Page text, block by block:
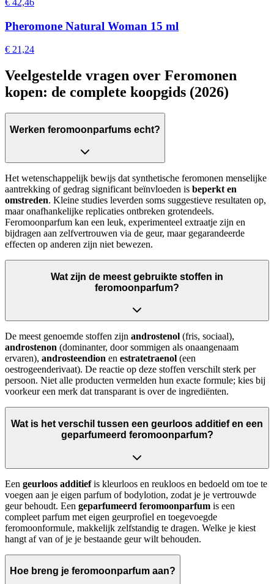
Pheromone Natural Woman 15 ml
€ 21,24
Veelgestelde vragen over Feromonen
kopen: de complete koopgids (2026)
Werken feromoonparfums echt?
Het wetenschappelijk bewijs dat synthetische feromonen menselijke
aantrekking of gedrag significant beïnvloeden is beperkt en
omstreden. Kleine studies leverden soms suggestieve resultaten op,
maar onafhankelijke replicaties ontbreken grotendeels.
Feromoonparfum kan een leuk, experimenteel extraatje zijn en
bijdragen aan zelfvertrouwen via de geur, maar gegarandeerde
effecten op anderen zijn niet bewezen.
Wat zijn de meest gebruikte stoffen in
feromoonparfum?
De meest genoemde stoffen zijn androstenol (fris, sociaal),
androstenon (dominanter, door sommigen als onaangenaam
ervaren), androsteendion en estratetraenol (een
oestrogeenderivaat). De reactie op deze stoffen verschilt sterk per
persoon. Niet alle producten vermelden hun exacte formule; kies bij
voorkeur een merk dat transparant is over de ingrediënten.
Wat is het verschil tussen een geurloos additief en een
geparfumeerd feromoonparfum?
Een geurloos additiefis kleurloos en reukloos en bedoeld om toe te
voegen aan je eigen parfum of bodylotion, zodat je je vertrouwde
geur behoudt. Een geparfumeerd feromoonparfum is een
compleet parfum met eigen geurprofiel en toegevoegde
feromoonformule, makkelijk zelfstandig te dragen. Welke je kiest
hangt af van of je je bestaande geur wilt behouden.
Hoe breng je feromoonparfum aan?